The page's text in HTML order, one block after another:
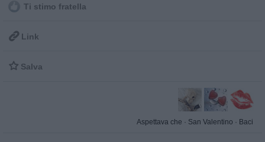
Ti stimo fratella
 Link
 Salva
Aspettava che · San Valentino · Baci